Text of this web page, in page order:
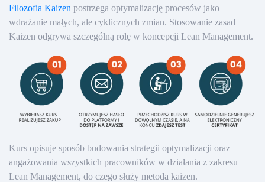
Filozofia Kaizen postrzega optymalizację procesów jako
wdrażanie małych, ale cyklicznych zmian. Stosowanie zasad
Kaizen odgrywa szczególną rolę w koncepcji Lean Management.
Kurs opisuje sposób budowania strategii optymalizacji oraz
angażowania wszystkich pracowników w działania z zakresu
Lean Management, do czego służy metoda kaizen.